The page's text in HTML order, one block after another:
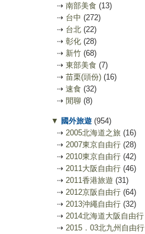
⇢ 南部美食 (13)
⇢ 台中 (272)
⇢ 台北 (22)
⇢ 彰化 (28)
⇢ 新竹 (68)
⇢ 東部美食 (7)
⇢ 苗栗(頭份) (16)
⇢ 速食 (32)
⇢ 閒聊 (8)
▼ 國外旅遊 (954)
⇢ 2005北海道之旅 (16)
⇢ 2007東京自由行 (28)
⇢ 2010東京自由行 (42)
⇢ 2011大阪自由行 (46)
⇢ 2011香港旅遊 (31)
⇢ 2012京阪自由行 (64)
⇢ 2013沖繩自由行 (32)
⇢ 2014北海道大阪自由行
⇢ 2015．03北九州自由行